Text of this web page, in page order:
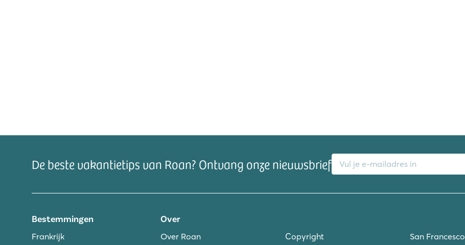
De beste vakantietips van Roan? Ontvang onze nieuwsbrief
E-mailadres
Bestemmingen
Frankrijk
Over
Over Roan Copyright San Francesco